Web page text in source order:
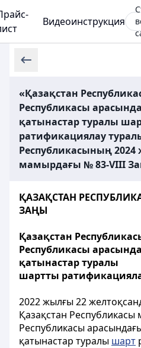
Видеоинструкция
«Қазақстан
Республикасы
қатынастар туралы
ратификациялау
Республикасының
мамырдағы № 83-VIII
ҚАЗАҚСТАН
ЗАҢЫ
Қазақстан
Республикасы
қатынастар туралы
шартты
2022 жылғы 22
Қазақстан Республикасы
Республикасы
қатынастар туралы шарт